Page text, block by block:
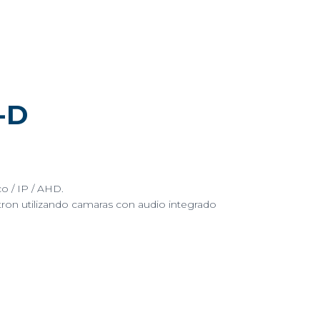
D
/ IP / AHD.
utilizando camaras con audio integrado